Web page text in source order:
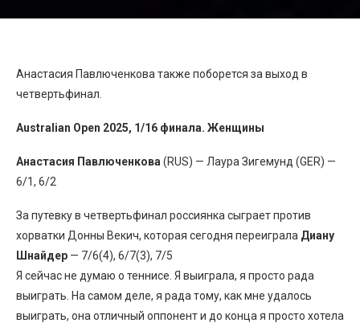
Анастасия Павлюченкова также поборется за выход в
четвертьфинал.
Australian Open 2025, 1/16 финала. Женщины
Анастасия Павлюченкова (RUS) — Лаура Зигемунд (GER) —
6/1, 6/2
За путевку в четвертьфинал россиянка сыграет против
хорватки Донны Векич, которая сегодня переиграла Диану
Шнайдер — 7/6(4), 6/7(3), 7/5
Я сейчас не думаю о теннисе. Я выиграла, я просто рада
выиграть. На самом деле, я рада тому, как мне удалось
выиграть, она отличный оппонент и до конца я просто хотела